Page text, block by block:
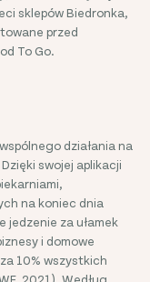
sklepów Biedronka,
przed
To Go.
działania na
swojej aplikacji
na koniec dnia
za ułamek
i domowe
10% wszystkich
2021). Według